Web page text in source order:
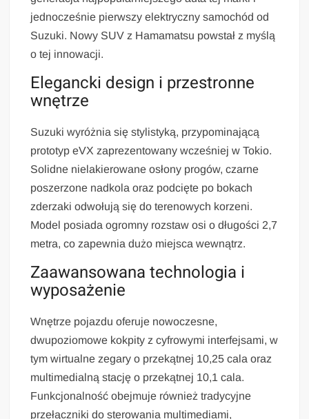
jednocześnie pierwszy elektryczny samochód od
Suzuki. Nowy SUV z Hamamatsu powstał z myślą
o tej innowacji.
Elegancki design i przestronne
wnętrze
Suzuki wyróżnia się stylistyką, przypominającą
prototyp eVX zaprezentowany wcześniej w Tokio.
Solidne nielakierowane osłony progów, czarne
poszerzone nadkola oraz podcięte po bokach
zderzaki odwołują się do terenowych korzeni.
Model posiada ogromny rozstaw osi o długości 2,7
metra, co zapewnia dużo miejsca wewnątrz.
Zaawansowana technologia i
wyposażenie
Wnętrze pojazdu oferuje nowoczesne,
dwupoziomowe kokpity z cyfrowymi interfejsami, w
tym wirtualne zegary o przekątnej 10,25 cala oraz
multimedialną stację o przekątnej 10,1 cala.
Funkcjonalność obejmuje również tradycyjne
przełączniki do sterowania multimediami,